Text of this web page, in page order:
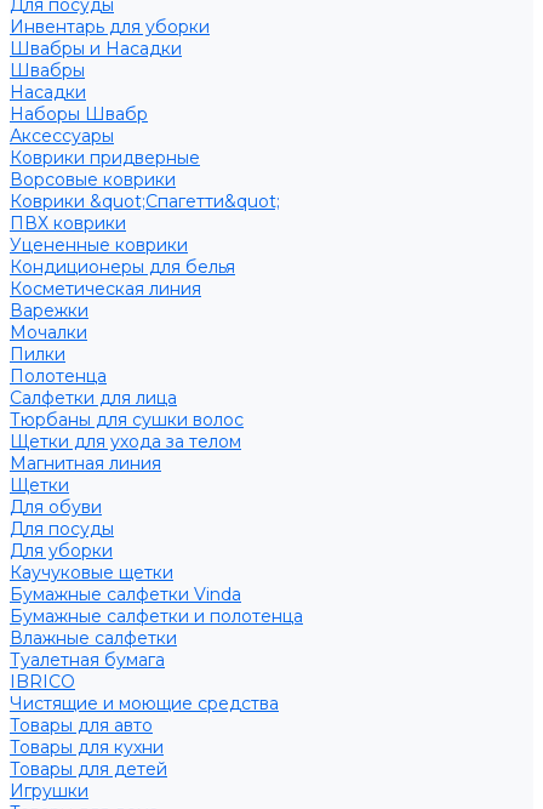
Для посуды
Инвентарь для уборки
Швабры и Насадки
Швабры
Насадки
Наборы Швабр
Аксессуары
Коврики придверные
Ворсовые коврики
Коврики &quot;Спагетти&quot;
ПВХ коврики
Уцененные коврики
Кондиционеры для белья
Косметическая линия
Варежки
Мочалки
Пилки
Полотенца
Салфетки для лица
Тюрбаны для сушки волос
Щетки для ухода за телом
Магнитная линия
Щетки
Для обуви
Для посуды
Для уборки
Каучуковые щетки
Бумажные салфетки Vinda
Бумажные салфетки и полотенца
Влажные салфетки
Туалетная бумага
IBRICO
Чистящие и моющие средства
Товары для авто
Товары для кухни
Товары для детей
Игрушки